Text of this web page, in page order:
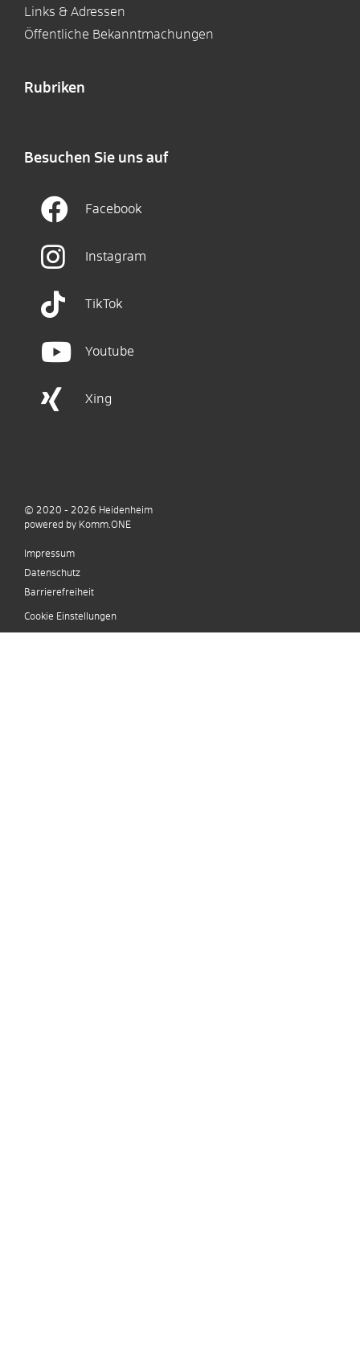
Links & Adressen
Öffentliche Bekanntmachungen
Rubriken
Besuchen Sie uns auf
Facebook
Instagram
TikTok
Youtube
Xing
© 2020 - 2026 Heidenheim
powered by Komm.ONE
Impressum
Datenschutz
Barrierefreiheit
Cookie Einstellungen